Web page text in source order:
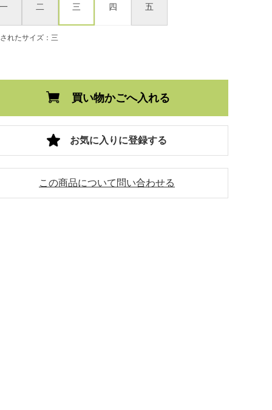
一 二 三 四 五
れたサイズ：三
買い物かごへ入れる
この商品について問い合わせる
お気に入りに登録する